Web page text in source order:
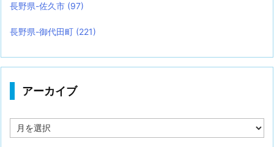
長野県-佐久市 (97)
長野県-御代田町 (221)
アーカイブ
ー